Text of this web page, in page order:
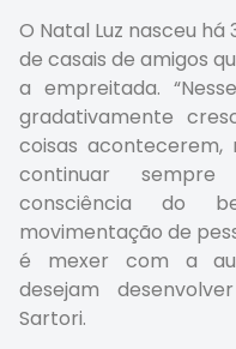
O Natal Luz nasceu
de casais de amigos
a empreitada.
gradativamente
coisas acontecerem,
continuar
consciência do
movimentação de
é mexer com a
desejam
Sartori.